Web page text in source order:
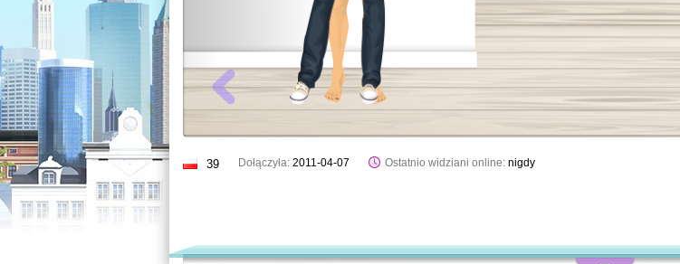
39 Dołączyła: 2011-04-07 Ostatnio widziani online: nigdy